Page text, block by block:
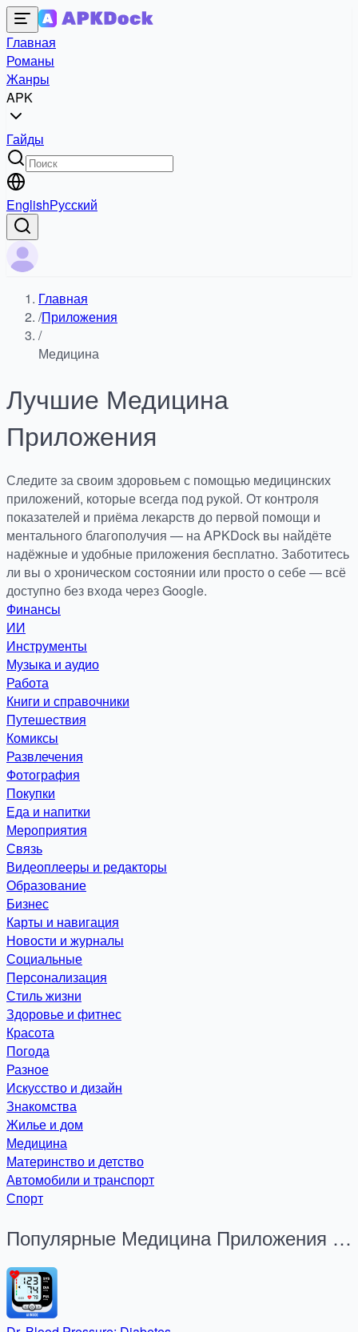
Главная
Романы
Жанры
APK
Гайды
EnglishРусский
Главная
/Приложения
/
Медицина
Лучшие Медицина
Приложения
Следите за своим здоровьем с помощью медицинских
приложений, которые всегда под рукой. От контроля
показателей и приёма лекарств до первой помощи и
ментального благополучия — на APKDock вы найдёте
надёжные и удобные приложения бесплатно. Заботитесь
ли вы о хроническом состоянии или просто о себе — всё
доступно без входа через Google.
Финансы
ИИ
Инструменты
Музыка и аудио
Работа
Книги и справочники
Путешествия
Комиксы
Развлечения
Фотография
Покупки
Еда и напитки
Мероприятия
Связь
Видеоплееры и редакторы
Образование
Бизнес
Карты и навигация
Новости и журналы
Социальные
Персонализация
Стиль жизни
Здоровье и фитнес
Красота
Погода
Разное
Искусство и дизайн
Знакомства
Жилье и дом
Медицина
Материнство и детство
Автомобили и транспорт
Спорт
Популярные Медицина Приложения за
24 часа